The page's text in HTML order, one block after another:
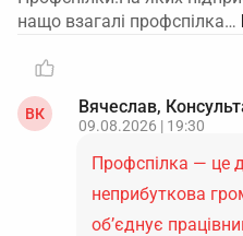
нащо взагалі профспілка…
ВК Вячеслав,
09.08.2026 | 19:30
Профспілка — це
неприбуткова
об’єднує